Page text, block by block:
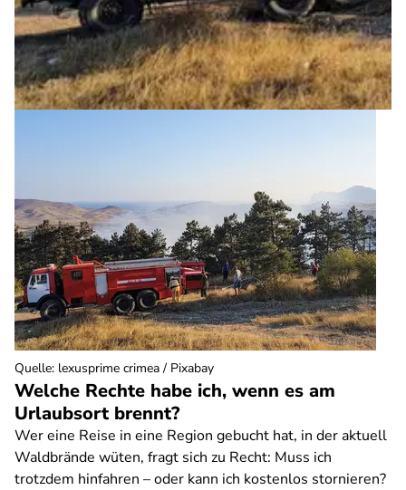
Welche Rechte habe ich, wenn es am
Urlaubsort brennt?
Wer eine Reise in eine Region gebucht hat, in der aktuell
Waldbrände wüten, fragt sich zu Recht: Muss ich
trotzdem hinfahren – oder kann ich kostenlos stornieren?
Quelle: lexusprime crimea / Pixabay